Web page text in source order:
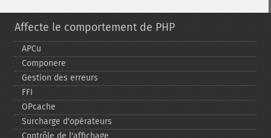
Affecte le comportement de PHP
APCu
Componere
Gestion des erreurs
FFI
OPcache
Surcharge d'opérateurs
Contrôle de l'affichage